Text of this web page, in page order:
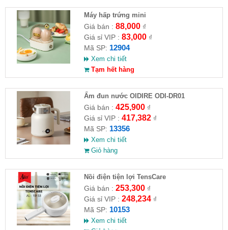
Máy hấp trứng mini
Giá bán : 88,000₫
Giá sỉ VIP : 83,000₫
Mã SP: 12904
Xem chi tiết
Tạm hết hàng
Ấm đun nước OIDIRE ODI-DR01
Giá bán : 425,900₫
Giá sỉ VIP : 417,382₫
Mã SP: 13356
Xem chi tiết
Giỏ hàng
Nồi điện tiện lợi TensCare
Giá bán : 253,300₫
Giá sỉ VIP : 248,234₫
Mã SP: 10153
Xem chi tiết